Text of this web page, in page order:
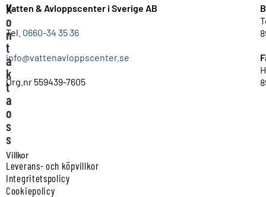
K
o
n
t
a
k
t
a
o
s
s
Vatten & Avloppscenter i Sverige AB
Tel. 0660-34 35 36
info@vattenavloppscenter.se
Org.nr 559439-7605
Villkor
Leverans- och köpvillkor
Integritetspolicy
Cookiepolicy